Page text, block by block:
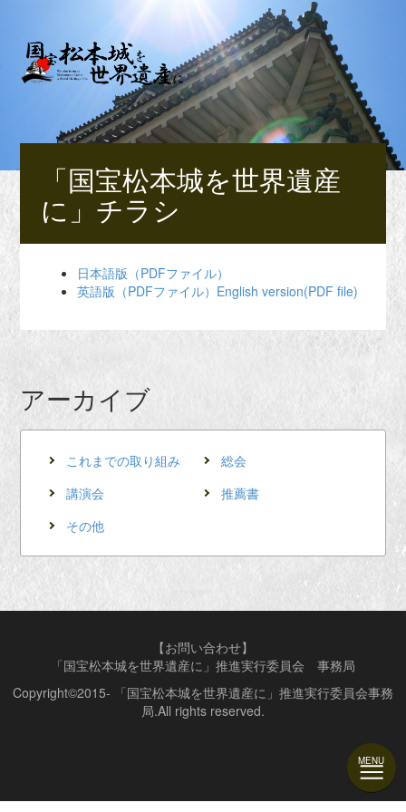
「国宝松本城を世界遺産
に」チラシ
日本語版（PDFファイル）
英語版（PDFファイル）English version(PDF file)
アーカイブ
これまでの取り組み
総会
講演会
推薦書
その他
【お問い合わせ】
「国宝松本城を世界遺産に」推進実行委員会 事務局
Copyright©2015- 「国宝松本城を世界遺産に」推進実行委員会事務
局.All rights reserved.